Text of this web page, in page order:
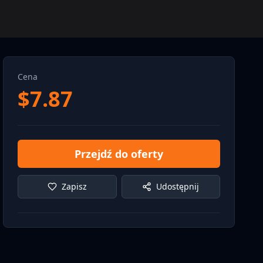
Cena
$7.87
Przejdź do oferty
Zapisz Udostępnij